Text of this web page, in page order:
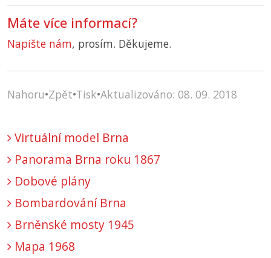
Máte více informací?
Napište nám, prosím. Děkujeme.
Nahoru•Zpět•Tisk•Aktualizováno: 08. 09. 2018
Virtuální model Brna
Panorama Brna roku 1867
Dobové plány
Bombardování Brna
Brněnské mosty 1945
Mapa 1968